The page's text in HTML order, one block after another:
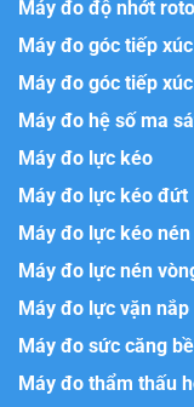
Máy đo độ nhớt
Máy đo góc tiếp xúc
Máy đo góc tiếp
Máy đo hệ số ma
Máy đo lực kéo
Máy đo lực kéo đứt
Máy đo lực kéo
Máy đo lực nén
Máy đo lực vặn nắp
Máy đo sức căng
Máy đo thẩm thấu